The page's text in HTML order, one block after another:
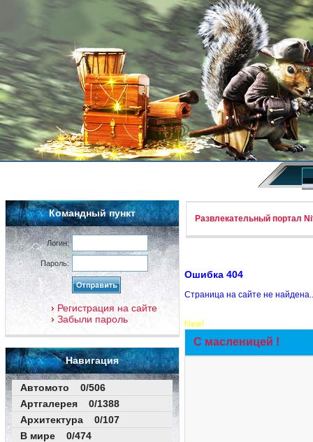
Командный пункт
Логин:
Пароль:
Регистрация на сайте
Забыли пароль
Навигация
Автомото 0/506
Артгалерея 0/1388
Архитектура 0/107
В мире 0/474
Развлекательный портал
Ошибка 404
Страница на сайте не
New!
С масленицей !